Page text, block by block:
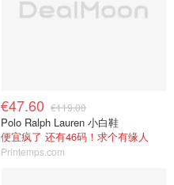
€47.60 €119.00
Polo Ralph Lauren 小白鞋
便宜疯了 还有46码！求个有缘人
Printemps.com